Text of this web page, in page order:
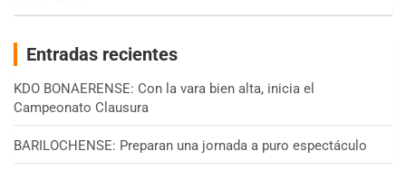
Entradas recientes
KDO BONAERENSE: Con la vara bien alta, inicia el
Campeonato Clausura
BARILOCHENSE: Preparan una jornada a puro espectáculo